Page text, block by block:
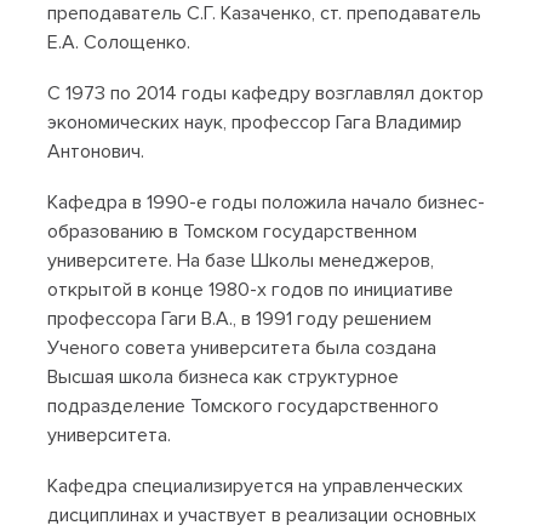
преподаватель С.Г. Казаченко, ст. преподаватель
Е.А. Солощенко.
С 1973 по 2014 годы кафедру возглавлял доктор
экономических наук, профессор Гага Владимир
Антонович.
Кафедра в 1990-е годы положила начало бизнес-
образованию в Томском государственном
университете. На базе Школы менеджеров,
открытой в конце 1980-х годов по инициативе
профессора Гаги В.А., в 1991 году решением
Ученого совета университета была создана
Высшая школа бизнеса как структурное
подразделение Томского государственного
университета.
Кафедра специализируется на управленческих
дисциплинах и участвует в реализации основных